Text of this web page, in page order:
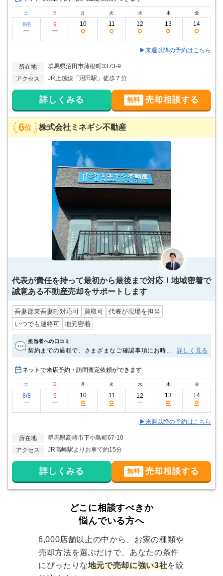
土 日 月 火 水 木 金
8/8
ー
9
ー
10
○
11
○
12
○
13
○
14
○
▶来週以降の予約はこちら
所在地
群馬県沼田市薄根町3373-9
アクセス
JR上越線「沼田駅」徒歩７分
詳しくみる 無料 売却相談する
6位 株式会社ミネギシ不動産
代表が責任を持って最初から最後まで対応！地域密着で
誠意ある不動産売却をサポートします
吾妻郡東吾妻町対応可 買取可
代表が現場を担当
いつでも連絡可
地元密着
担当者への口コミ
契約までの過程で、さまざまなご確認事項にお時間
った事項にも迅速にご対応いただき、心より感謝を
申し上げます。峰岸様に仲介に入っていただき、契
約までサポートしていただけたことに深く感謝して
おります。今後ともよろしくお願いいたします。
詳しく見る
ネットで来店予約・訪問査定依頼ができます
土 日 月 火 水 木 金
8/8
ー
9
ー
10
○
11
○
12
ー
13
○
14
○
▶来週以降の予約はこちら
所在地
群馬県高崎市下小鳥町67-10
アクセス
JR高崎駅よりお車で約15分
詳しくみる 無料 売却相談する
どこに相談すべきか
悩んでいる方へ
6,000店舗以上の中から、お家の種類や
売却方法を選ぶだけで、あなたの条件
にぴったりな地元で売却に強い3社を絞